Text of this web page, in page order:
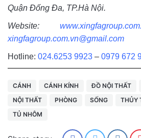
Quận Đống Đa, TP.Hà Nội.
Website:
xingfagroup.com.vn@gmail.com
Hotline: 024.6253 9923 – 0979 672
CÁNH CÁNH KÍNH ĐỒ NỘI THẤT
NỘI THẤT
PHÒNG SỐNG THỦY
TỦ NHÔM